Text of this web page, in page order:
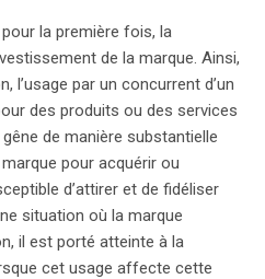
la première fois, la
de la marque. Ainsi,
par un concurrent d’un
des produits ou des services
de manière substantielle
pour acquérir ou
d’attirer et de fidéliser
situation où la marque
il est porté atteinte à la
cet usage affecte cette